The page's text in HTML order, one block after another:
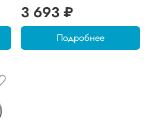
3 693 ₽
Подробнее